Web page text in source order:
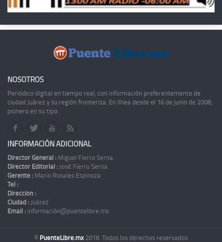
NOSOTROS
Periódico digital en tiempo real, con información preferentemente de
ciudad Juárez y su región fronteriza. En línea desde el 16 de junio de 2008,
pionero en su tipo.
INFORMACIÓN ADICIONAL
Director General : Miguel Fierro Serna
Director Editorial : José Fierro Serna
Gerente : Mario Rosales Espinoza
Tel :
Dirección :
Ciudad : Juárez
Email : información@puentelibre.mx
© PuenteLibre.mx 2018. Todos los derechos reservados